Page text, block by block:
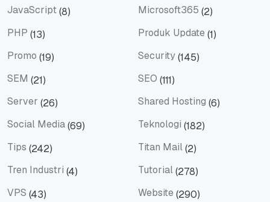
JavaScript(8) Microsoft365 (2)
PHP (13) Produk Update (1)
Promo (19) Security(145)
SEM (21) SEO (111)
Server (26) Shared Hosting (6)
Social Media(69) Teknologi (182)
Tips (242) Titan Mail(2)
Tren Industri (4) Tutorial(278)
VPS (43) Website (290)